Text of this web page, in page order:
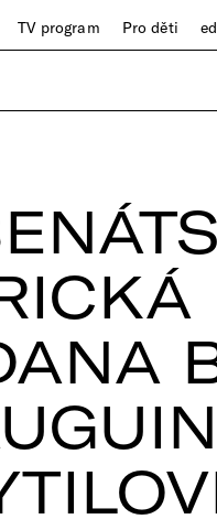
TV program Pro děti